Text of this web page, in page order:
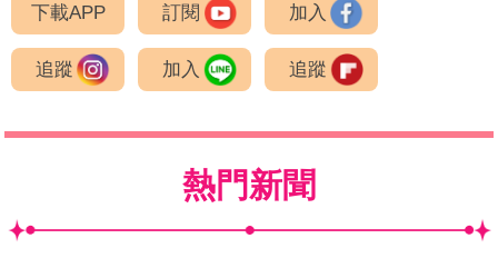
下載APP 訂閱 加入
追蹤 加入 追蹤
熱門新聞